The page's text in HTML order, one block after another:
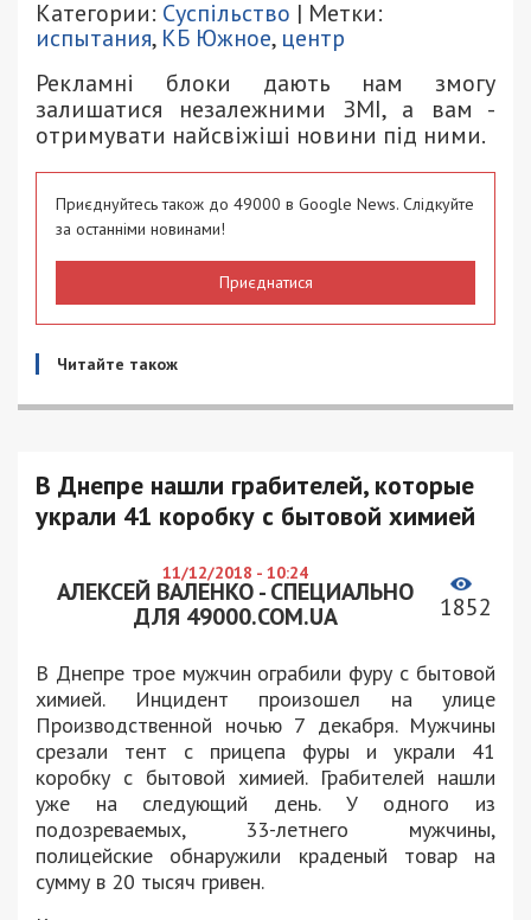
Категории: Суспільство | Метки:
испытания, КБ Южное, центр
Рекламні блоки дають нам змогу
залишатися незалежними ЗМІ, а вам -
отримувати найсвіжіші новини під ними.
Приєднуйтесь також до 49000 в Google News. Слідкуйте
за останніми новинами!
Приєднатися
Читайте також
В Днепре нашли грабителей, которые
украли 41 коробку с бытовой химией
11/12/2018 - 10:24
АЛЕКСЕЙ ВАЛЕНКО - СПЕЦИАЛЬНО
ДЛЯ 49000.COM.UA
1852
В Днепре трое мужчин ограбили фуру с бытовой
химией. Инцидент произошел на улице
Производственной ночью 7 декабря. Мужчины
срезали тент с прицепа фуры и украли 41
коробку с бытовой химией. Грабителей нашли
уже на следующий день. У одного из
подозреваемых, 33-летнего мужчины,
полицейские обнаружили краденый товар на
сумму в 20 тысяч гривен.